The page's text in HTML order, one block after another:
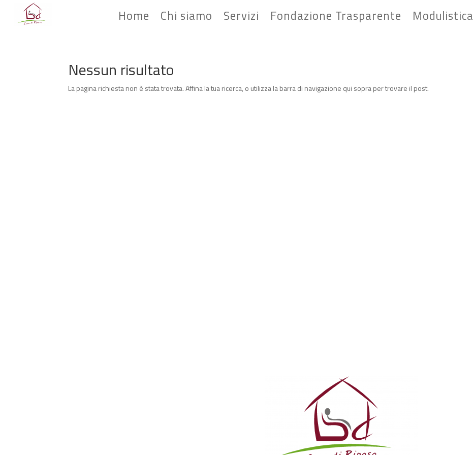
Home Chi siamo Servizi Fondazione Trasparente Modulistica
Nessun risultato
La pagina richiesta non è stata trovata. Affina la tua ricerca, o utilizza la barra di navigazione qui sopra per trovare il post.